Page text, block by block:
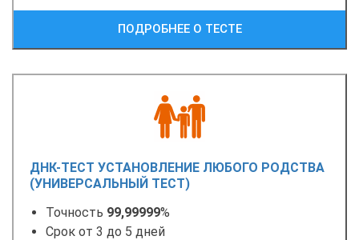
ПОДРОБНЕЕ О ТЕСТЕ
ДНК-ТЕСТ УСТАНОВЛЕНИЕ ЛЮБОГО РОДСТВА
(УНИВЕРСАЛЬНЫЙ ТЕСТ)
Точность 99,99999%
Срок от 3 до 5 дней